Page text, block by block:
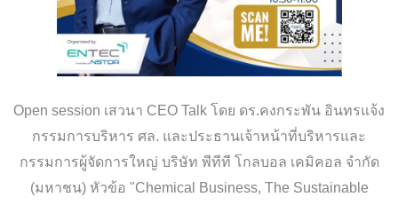
Open session เสวนา CEO Talk โดย ดร.คงกระพัน อินทรแจ้ง
กรรมการบริหาร ศล. และประธานเจ้าหน้าที่บริหารและ
กรรมการผู้จัดการใหญ่ บริษัท พีทีที โกลบอล เคมิคอล จำกัด
(มหาชน) หัวข้อ "Chemical Business, The Sustainable